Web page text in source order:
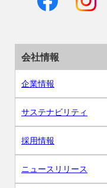
会社情報
企業情報
サステナビリティ
採用情報
ニュースリリース